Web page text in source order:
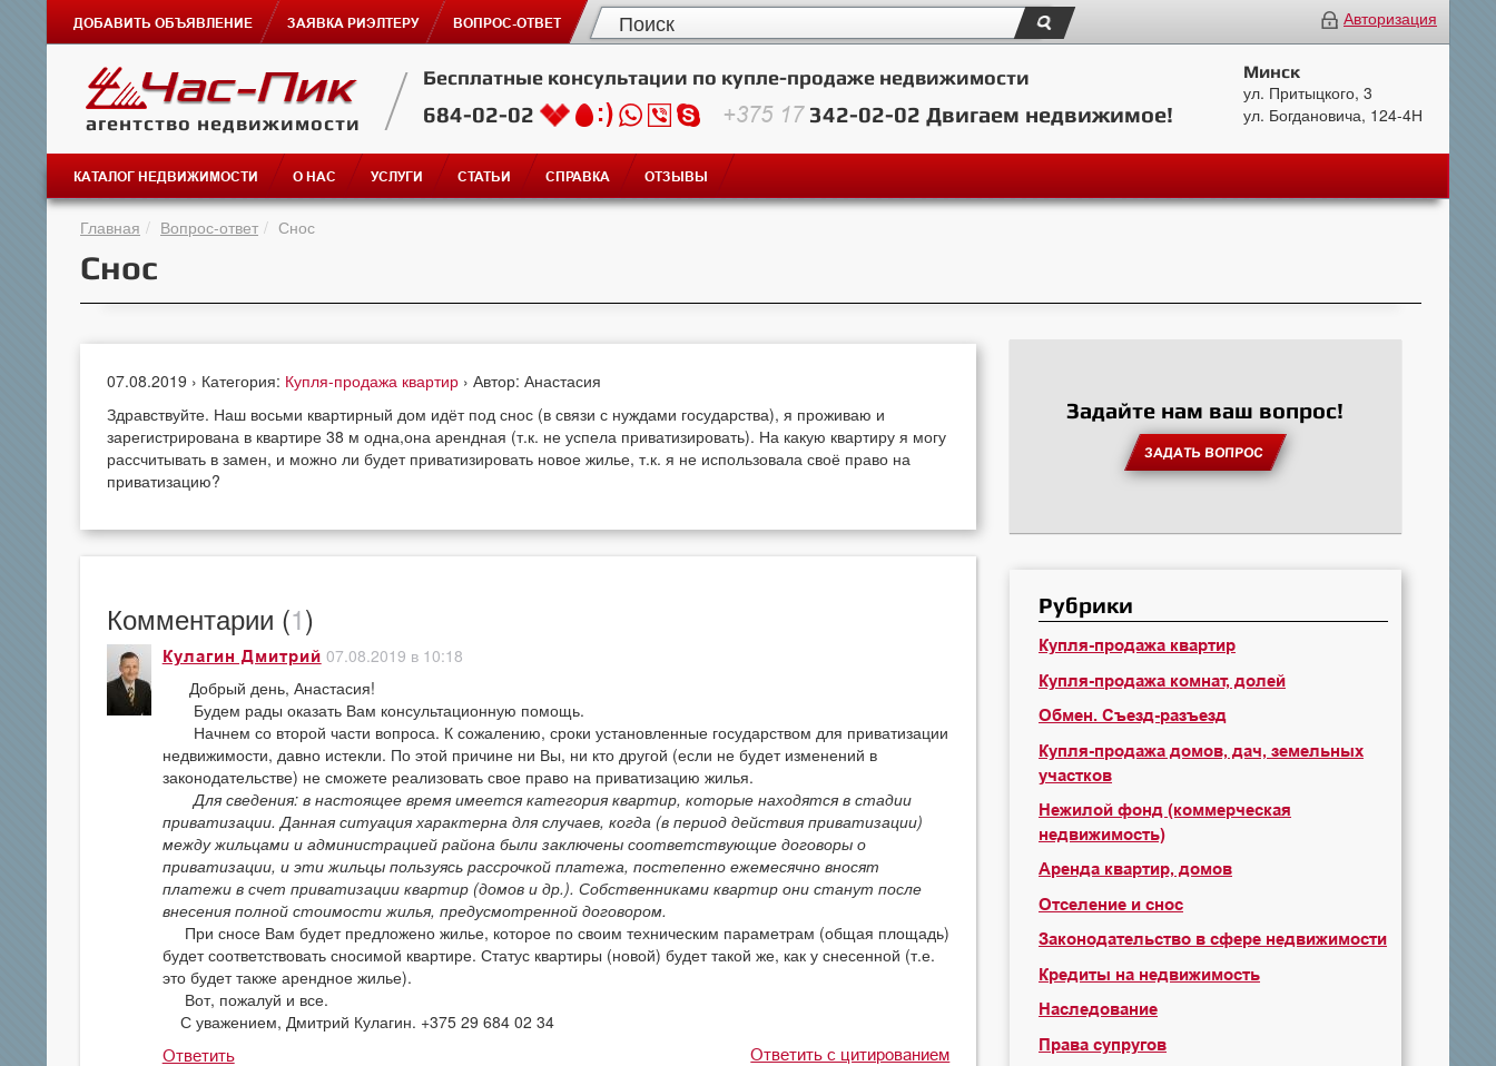
ДОБАВИТЬ ОБЪЯВЛЕНИЕ ЗАЯВКА РИЭЛТЕРУ ВОПРОС-ОТВЕТ Авторизация
агентство недвижимости
Бесплатные консультации по купле-продаже недвижимости
684-02-02 +375 17342-02-02 Двигаем недвижимое!
Минск
ул. Притыцкого, 3
ул. Богдановича, 124-4Н
КАТАЛОГ НЕДВИЖИМОСТИ О НАС УСЛУГИ СТАТЬИ СПРАВКА ОТЗЫВЫ
Главная Вопрос-ответ Снос
Снос
07.08.2019 › Категория: Купля-продажа квартир › Автор: Анастасия
Здравствуйте. Наш восьми квартирный дом идёт под снос (в связи с нуждами государства), я проживаю и
зарегистрирована в квартире 38 м одна,она арендная (т.к. не успела приватизировать). На какую квартиру я могу
рассчитывать в замен, и можно ли будет приватизировать новое жилье, т.к. я не использовала своё право на
приватизацию?
Комментарии (1)
Кулагин Дмитрий 07.08.2019 в 10:18
Добрый день, Анастасия!
Будем рады оказать Вам консультационную помощь.
Начнем со второй части вопроса. К сожалению, сроки установленные государством для приватизации
недвижимости, давно истекли. По этой причине ни Вы, ни кто другой (если не будет изменений в
законодательстве) не сможете реализовать свое право на приватизацию жилья.
Для сведения: в настоящее время имеется категория квартир, которые находятся в стадии
приватизации. Данная ситуация характерна для случаев, когда (в период действия приватизации)
между жильцами и администрацией района были заключены соответствующие договоры о
приватизации, и эти жильцы пользуясь рассрочкой платежа, постепенно ежемесячно вносят
платежи в счет приватизации квартир (домов и др.). Собственниками квартир они станут после
внесения полной стоимости жилья, предусмотренной договором.
При сносе Вам будет предложено жилье, которое по своим техническим параметрам (общая площадь)
будет соответствовать сносимой квартире. Статус квартиры (новой) будет такой же, как у снесенной (т.е.
это будет также арендное жилье).
Вот, пожалуй и все.
С уважением, Дмитрий Кулагин. +375 29 684 02 34
Ответить Ответить с цитированием
Задайте нам ваш вопрос!
ЗАДАТЬ ВОПРОС
Рубрики
Купля-продажа квартир
Купля-продажа комнат, долей
Обмен. Съезд-разъезд
Купля-продажа домов, дач, земельных
участков
Нежилой фонд (коммерческая
недвижимость)
Аренда квартир, домов
Отселение и снос
Законодательство в сфере недвижимости
Кредиты на недвижимость
Наследование
Права супругов